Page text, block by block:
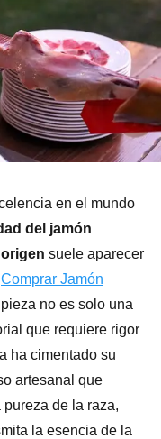
en el mundo
del jamón
suele aparecer
Comprar Jamón
no es solo una
que requiere rigor
ha cimentado su
artesanal que
de la raza,
la esencia de la